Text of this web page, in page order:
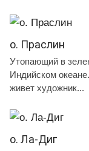
о. Праслин
Утопающий в
Индийском
живет художник...
о. Ла-Диг